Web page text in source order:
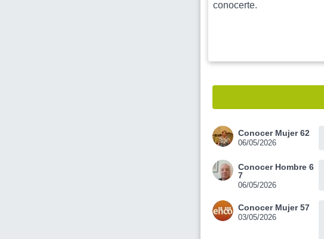
conocerte.
Conocer Mujer 62
06/05/2026
Conocer Hombre 6
7
06/05/2026
Conocer Mujer 57
03/05/2026